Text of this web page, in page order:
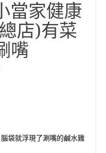
當家健康
店)有菜
嘴
腦袋就浮現了涮嘴的鹹水雞